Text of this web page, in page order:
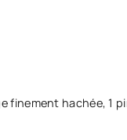
finement hachée, 1